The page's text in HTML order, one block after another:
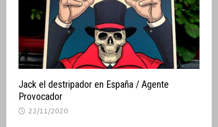
Jack el destripador en España / Agente
Provocador
22/11/2020